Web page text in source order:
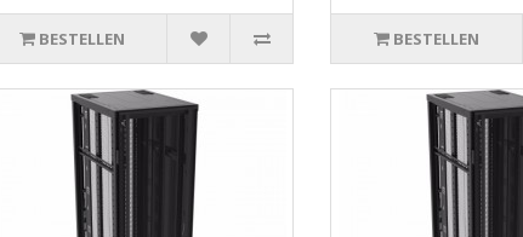
BESTELLEN BESTELLEN